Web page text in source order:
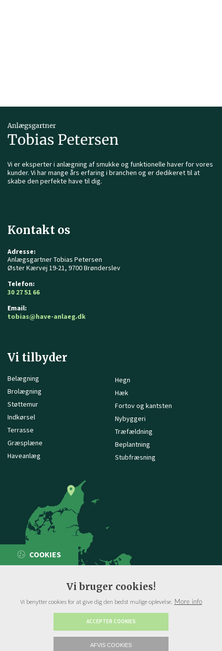
Vi er eksperter i anlægning af smukke og funktionelle haver for vores
kunder. Vi har mange års erfaring i branchen og er dedikeret til at
skabe den perfekte have til dig.
Kontakt os
Adresse:
Anlægsgartner Tobias Petersen
Øster Kærvej 19-21, 9700 Brønderslev
Telefon:
30 27 51 66
Email:
tobias@have-anlaeg.dk
Vi tilbyder
Belægning
Brolægning
Støttemur
Indkørsel
Terrasse
Græsplæne
Haveanlæg
Hegn
Hæk
Fortov og kantsten
Nybyggeri
Træfældning
Beplantning
Stubfræsning
COOKIES
Vi bruger cookies!
Vi benytter cookies for at give dig den bedst mulige oplevelse. More info
ACCEPTER COOKIES
AFVIS COOKIES